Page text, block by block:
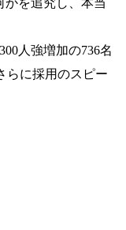
かを追究し、本当
人強増加の736名
らに採用のスピー